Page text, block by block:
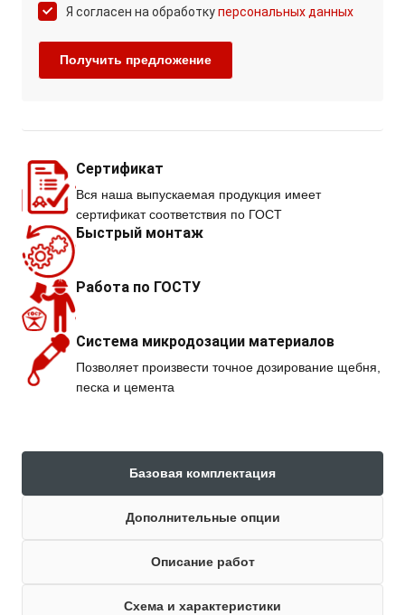
Я согласен на обработкуперсональных данных
Сертификат
Вся наша выпускаемая продукция имеет
сертификат соответствия по ГОСТ
Быстрый монтаж
Работа по ГОСТУ
Система микродозации материалов
Позволяет произвести точное дозирование щебня,
песка и цемента
Базовая комплектация
Дополнительные опции
Описание работ
Схема и характеристики